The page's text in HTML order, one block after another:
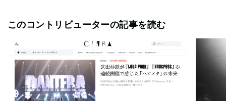
このコントリビューターの記事を読む